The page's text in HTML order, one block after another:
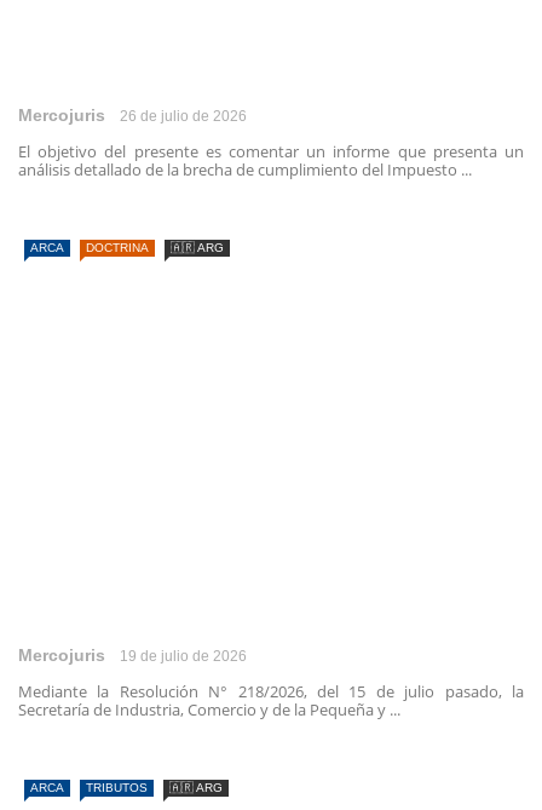
Mercojuris 26 de julio de 2026
El objetivo del presente es comentar un informe que presenta un
análisis detallado de la brecha de cumplimiento del Impuesto ...
ARCA DOCTRINA 🇦🇷 ARG
Mercojuris 19 de julio de 2026
Mediante la Resolución N° 218/2026, del 15 de julio pasado, la
Secretaría de Industria, Comercio y de la Pequeña y ...
ARCA TRIBUTOS 🇦🇷 ARG